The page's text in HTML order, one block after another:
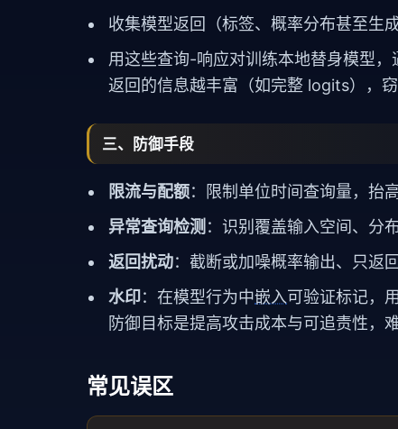
收集模型返回（标签、概率分布甚至生
用这些查询-响应对训练本地替身模型，
返回的信息越丰富（如完整 logits），窃
三、防御手段
限流与配额：限制单位时间查询量，抬
异常查询检测 ：识别覆盖输入空间、分
返回扰动：截断或加噪概率输出、只返
水印：在模型行为中嵌入可验证标记，
防御目标是提高攻击成本与可追责性，
常见误区